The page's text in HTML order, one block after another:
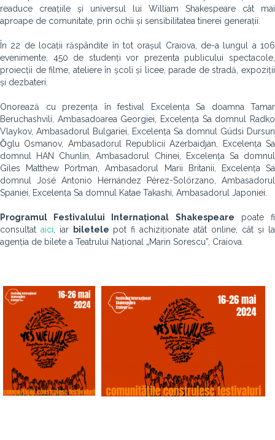
readuce creațiile și universul lui William Shakespeare cât mai
aproape de comunitate, prin ochii și sensibilitatea tinerei generații.
În 22 de locații răspândite în tot orașul Craiova, de-a lungul a 106
evenimente, 450 de studenți vor prezenta publicului spectacole,
proiecții de filme, ateliere în școli și licee, parade de stradă, expoziții
și dezbateri.
Onorează cu prezența în festival Excelența Sa doamna Tamar
Beruchashvili, Ambasadoarea Georgiei, Excelența Sa domnul Radko
Vlaykov, Ambasadorul Bulgariei, Excelența Sa domnul Güdsi Dursun
Ǒglu Osmanov, Ambasadorul Republicii Azerbaidjan, Excelența Sa
domnul HAN Chunlin, Ambasadorul Chinei, Excelența Sa domnul
Giles Matthew Portman, Ambasadorul Marii Britanii, Excelența Sa
domnul José Antonio Hernández Pérez-Solórzano, Ambasadorul
Spaniei, Excelența Sa domnul Katae Takashi, Ambasadorul Japoniei.
Programul Festivalului Internațional Shakespeare poate fi
consultat aici , iar biletele pot fi achiziționate atât online, cât și la
agenția de bilete a Teatrului Național „Marin Sorescu”, Craiova.